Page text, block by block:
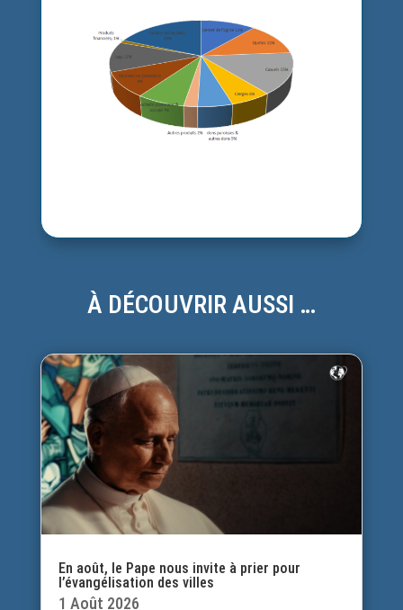
À DÉCOUVRIR AUSSI …
En août, le Pape nous invite à prier pour
l’évangélisation des villes
1 Août 2026